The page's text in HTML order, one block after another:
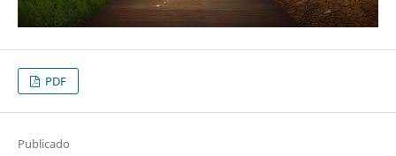
PDF
Publicado